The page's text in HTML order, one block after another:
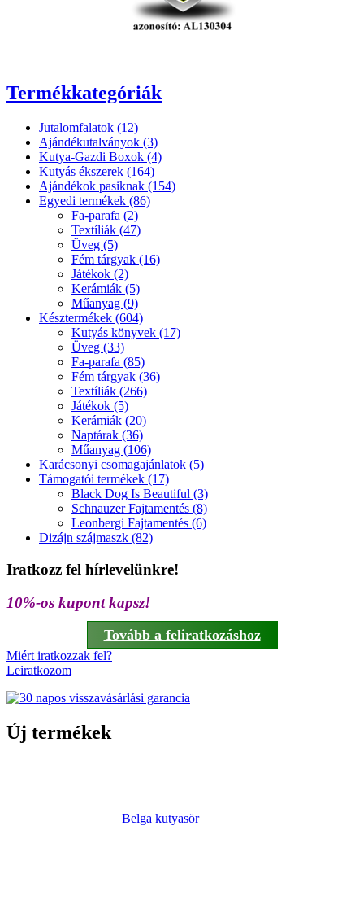
Termékkategóriák
Jutalomfalatok (12)
Ajándékutalványok (3)
Kutya-Gazdi Boxok (4)
Kutyás ékszerek (164)
Ajándékok pasiknak (154)
Egyedi termékek (86)
Fa-parafa (2)
Textíliák (47)
Üveg (5)
Fém tárgyak (16)
Játékok (2)
Kerámiák (5)
Műanyag (9)
Késztermékek (604)
Kutyás könyvek (17)
Üveg (33)
Fa-parafa (85)
Fém tárgyak (36)
Textíliák (266)
Játékok (5)
Kerámiák (20)
Naptárak (36)
Műanyag (106)
Karácsonyi csomagajánlatok (5)
Támogatói termékek (17)
Black Dog Is Beautiful (3)
Schnauzer Fajtamentés (8)
Leonbergi Fajtamentés (6)
Dizájn szájmaszk (82)
Iratkozz fel hírlevelünkre!
10%-os kupont kapsz!
Tovább a feliratkozáshoz
Miért iratkozzak fel?
Leiratkozom
Új termékek
Belga kutyasör